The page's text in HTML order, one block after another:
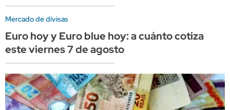
Mercado de divisas
Euro hoy y Euro blue hoy: a cuánto cotiza
este viernes 7 de agosto